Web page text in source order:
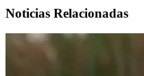
Noticias Relacionadas